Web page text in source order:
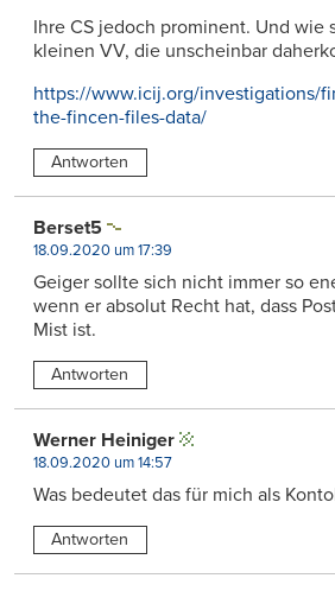
Ihre CS jedoch prominent. Und wie
kleinen VV, die unscheinbar
https://www.icij.org/investigations/
the-fincen-files-data/
Antworten
Berset5
18.09.2020 um 17:39
Geiger sollte sich nicht immer so
wenn er absolut Recht hat, dass
Mist ist.
Antworten
Werner Heiniger
18.09.2020 um 14:57
Was bedeutet das für mich als
Antworten